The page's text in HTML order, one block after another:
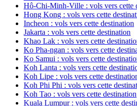
Hô-Chi-Minh-Ville : vols vers cette
Hong Kong : vols vers cette
Incheon : vols vers cette destination
Jakarta : vols vers cette destination
Khao Lak : vols vers cette
Ko Pha-ngan : vols vers cette
Ko Samui : vols vers cette
Koh Lanta : vols vers cette
Koh Lipe : vols vers cette
Koh Phi Phi : vols vers cette
Koh Tao : vols vers cette destination
Kuala Lumpur : vols vers cette